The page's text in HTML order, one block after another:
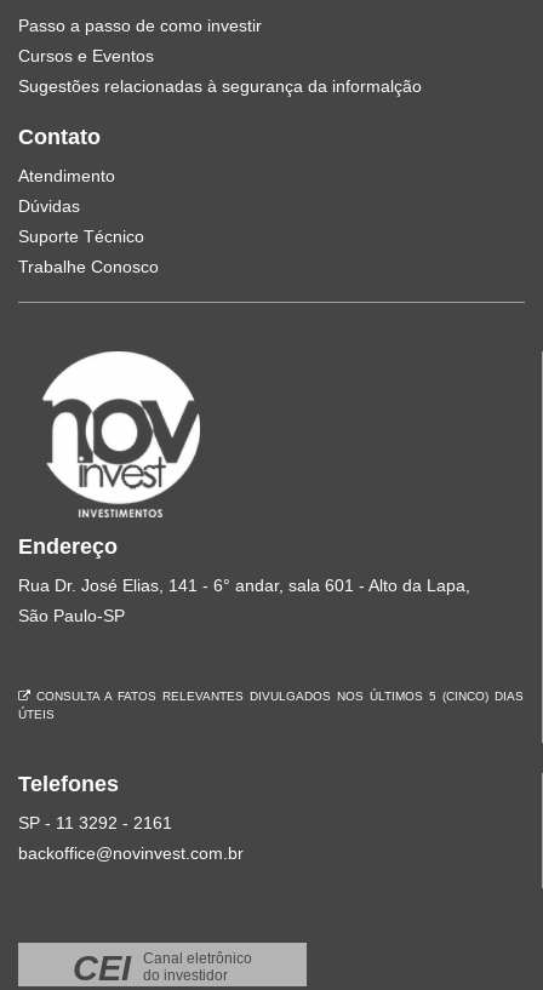
Passo a passo de como investir
Cursos e Eventos
Sugestões relacionadas à segurança da informalção
Contato
Atendimento
Dúvidas
Suporte Técnico
Trabalhe Conosco
Endereço
Rua Dr. José Elias, 141 - 6° andar, sala 601 - Alto da Lapa,
São Paulo-SP
CONSULTA A FATOS RELEVANTES DIVULGADOS NOS ÚLTIMOS 5 (CINCO) DIAS
ÚTEIS
Telefones
SP - 11 3292 - 2161
backoffice@novinvest.com.br
CEI
Canal eletrônico
do investidor